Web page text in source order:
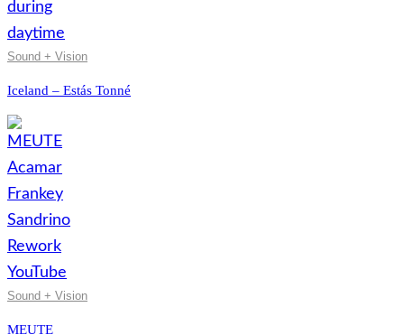
Sound + Vision
Iceland – Estás Tonné
Sound + Vision
MEUTE